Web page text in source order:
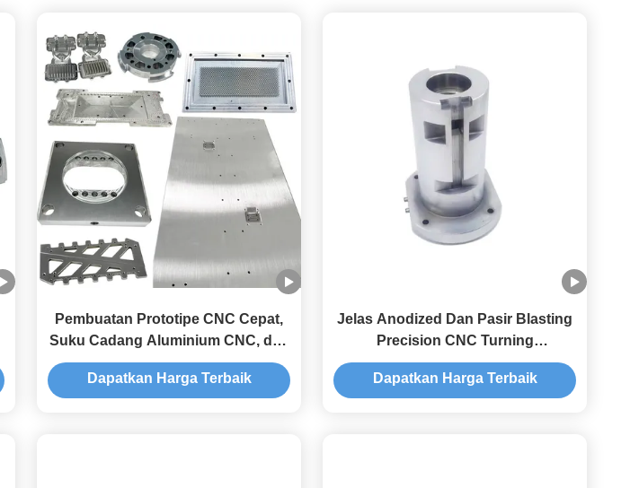
Pembuatan Prototipe CNC Cepat,
Suku Cadang Aluminium CNC, dan
Layanan CNC Akrilik
Dapatkan Harga Terbaik
Jelas Anodized Dan Pasir Blasting
Precision CNC Turning
Components Memberikan
Keakuratan Tinggi dan Finishing
Dapatkan Harga Terbaik